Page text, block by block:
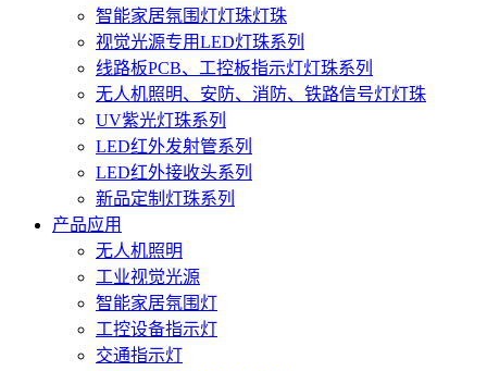
智能家居氛围灯灯珠灯珠
视觉光源专用LED灯珠系列
线路板PCB、工控板指示灯灯珠系列
无人机照明、安防、消防、铁路信号灯灯珠
UV紫光灯珠系列
LED红外发射管系列
LED红外接收头系列
新品定制灯珠系列
产品应用
无人机照明
工业视觉光源
智能家居氛围灯
工控设备指示灯
交通指示灯